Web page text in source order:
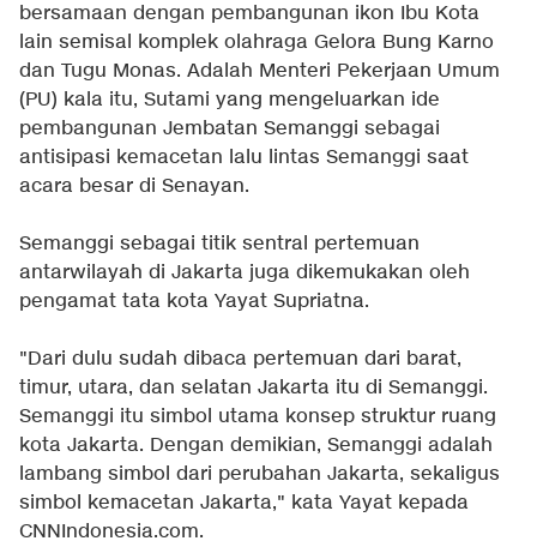
bersamaan dengan pembangunan ikon Ibu Kota
lain semisal komplek olahraga Gelora Bung Karno
dan Tugu Monas. Adalah Menteri Pekerjaan Umum
(PU) kala itu, Sutami yang mengeluarkan ide
pembangunan Jembatan Semanggi sebagai
antisipasi kemacetan lalu lintas Semanggi saat
acara besar di Senayan.
Semanggi sebagai titik sentral pertemuan
antarwilayah di Jakarta juga dikemukakan oleh
pengamat tata kota Yayat Supriatna.
"Dari dulu sudah dibaca pertemuan dari barat,
timur, utara, dan selatan Jakarta itu di Semanggi.
Semanggi itu simbol utama konsep struktur ruang
kota Jakarta. Dengan demikian, Semanggi adalah
lambang simbol dari perubahan Jakarta, sekaligus
simbol kemacetan Jakarta," kata Yayat kepada
CNNIndonesia.com.